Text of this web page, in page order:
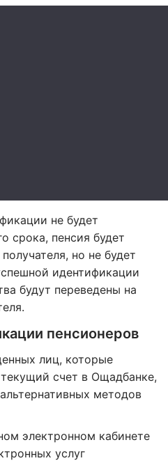
не будет
срока, пенсия будет
но не будет
идентификации
будут переведены на
пенсионеров
лиц, которые
счет в Ощадбанке,
методов
электронном кабинете
услуг